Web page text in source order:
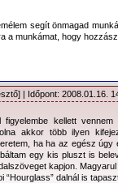
segít önmagad
a munkámat, hogy
| Időpont: 2008.01.16.
figyelembe kellett
akkor több ilyen
ha ha az egész úgy
egy kis pluszt is
kapjon.
“Hourglass” dalnál is